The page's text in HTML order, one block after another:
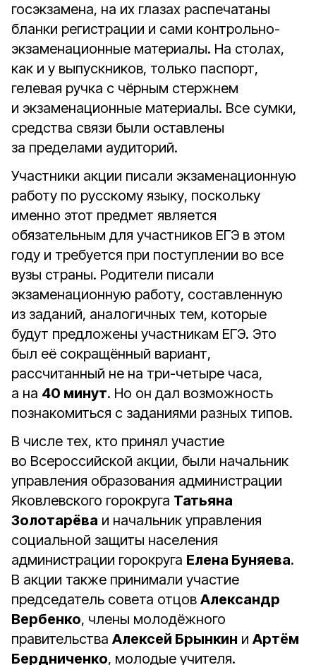
госэкзамена, на их глазах распечатаны
бланки регистрации и сами контрольно-
экзаменационные материалы. На столах,
как и у выпускников, только паспорт,
гелевая ручка с чёрным стержнем
и экзаменационные материалы. Все сумки,
средства связи были оставлены
за пределами аудиторий.
Участники акции писали экзаменационную
работу по русскому языку, поскольку
именно этот предмет является
обязательным для участников ЕГЭ в этом
году и требуется при поступлении во все
вузы страны. Родители писали
экзаменационную работу, составленную
из заданий, аналогичных тем, которые
будут предложены участникам ЕГЭ. Это
был её сокращённый вариант,
рассчитанный не на три-четыре часа,
а на 40 минут. Но он дал возможность
познакомиться с заданиями разных типов.
В числе тех, кто принял участие
во Всероссийской акции, были начальник
управления образования администрации
Яковлевского горокруга Татьяна
Золотарёва и начальник управления
социальной защиты населения
администрации горокруга Елена Буняева.
В акции также принимали участие
председатель совета отцов Александр
Вербенко, члены молодёжного
правительства Алексей Брынкин и Артём
Бердниченко, молодые учителя.